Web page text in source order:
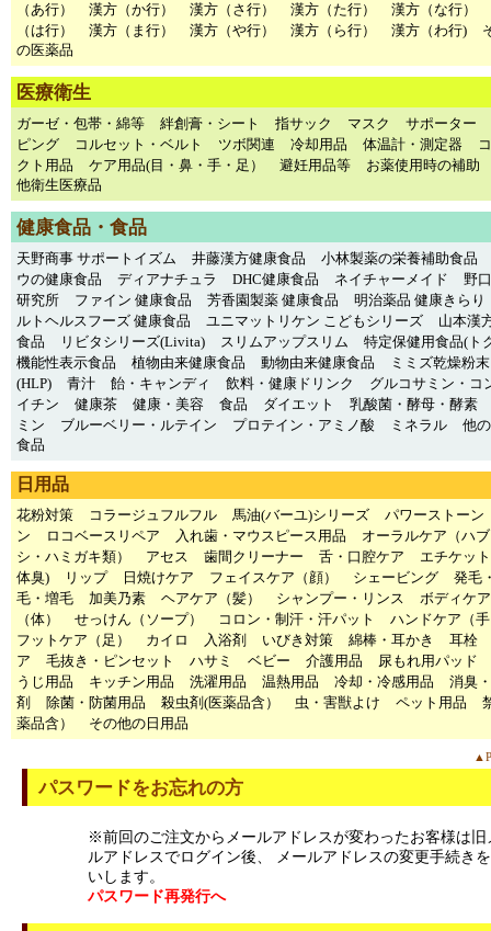
（あ行）
漢方（か行） 漢方（さ行） 漢方（た行）
漢方（な行）
（は行）
漢方（ま行） 漢方（や行） 漢方（ら行） 漢方（わ行)
の医薬品
医療衛生
ガーゼ・包帯・綿等 絆創膏・シート 指サック マスク
サポーター
ピング
コルセット・ベルト ツボ関連 冷却用品 体温計・測定器
クト用品
ケア用品(目・鼻・手・足） 避妊用品等
お薬使用時の補助
他衛生医療品
健康食品・食品
天野商事 サポートイズム 井藤漢方健康食品
小林製薬の栄養補助食品
ウの健康食品
ディアナチュラ DHC健康食品 ネイチャーメイド
野
研究所
ファイン 健康食品 芳香園製薬 健康食品
明治薬品 健康きらり
ルトヘルスフーズ 健康食品
ユニマットリケン こどもシリーズ
山本漢
食品
リビタシリーズ(Livita) スリムアップスリム
特定保健用食品(ト
機能性表示食品
植物由来健康食品 動物由来健康食品
ミミズ乾燥粉末
(HLP)
青汁 飴・キャンディ 飲料・健康ドリンク
グルコサミン・コ
イチン
健康茶 健康・美容 食品 ダイエット
乳酸菌・酵母・酵素
ミン
ブルーベリー・ルテイン プロテイン・アミノ酸 ミネラル
他
食品
日用品
花粉対策 コラージュフルフル 馬油(バーユ)シリーズ
パワーストーン
ン
ロコベースリペア 入れ歯・マウスピース用品
オーラルケア（ハ
シ・ハミガキ類）
アセス 歯間クリーナー 舌・口腔ケア
エチケッ
体臭)
リップ 日焼けケア フェイスケア（顔） シェービング
発毛
毛・増毛
加美乃素 ヘアケア（髪） シャンプー・リンス
ボディケア
（体）
せっけん（ソープ） コロン・制汗・汗パット
ハンドケア（
フットケア（足）
カイロ 入浴剤 いびき対策 綿棒・耳かき
耳栓
ア
毛抜き・ピンセット ハサミ ベビー 介護用品
尿もれ用パッド
うじ用品
キッチン用品 洗濯用品 温熱用品 冷却・冷感用品
消臭
剤
除菌・防菌用品 殺虫剤(医薬品含） 虫・害獣よけ ペット用品
薬品含）
その他の日用品
パスワードをお忘れの方
※前回のご注文からメールアドレスが変わったお客様は旧
ルアドレスでログイン後、 メールアドレスの変更手続き
いします。
パスワード再発行へ